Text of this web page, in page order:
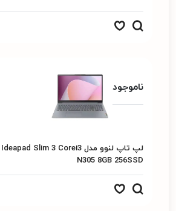
ناموجود
لپ تاپ لنوو مدل Ideapad Slim 3 Corei3
N305 8GB 256SSD